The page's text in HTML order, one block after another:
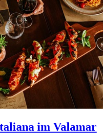
im Valamar